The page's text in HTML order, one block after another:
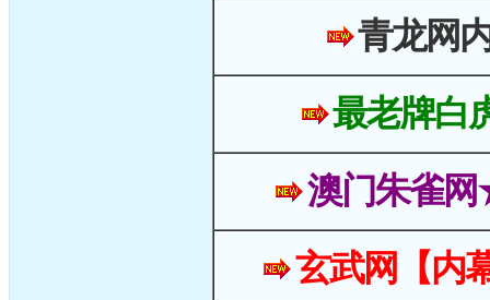
青龙网
最老牌白
澳门朱雀
玄武网【内